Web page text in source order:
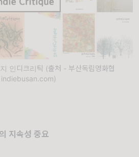
인디크리틱 (출처 - 부산독립영화협
indiebusan.com)
지속성 중요